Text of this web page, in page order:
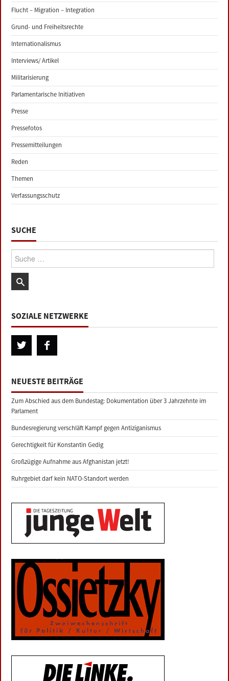
Flucht – Migration – Integration
Grund- und Freiheitsrechte
Internationalismus
Interviews/ Artikel
Militarisierung
Parlamentarische Initiativen
Presse
Pressefotos
Pressemitteilungen
Reden
Themen
Verfassungsschutz
SUCHE
Suche:
SOZIALE NETZWERKE
NEUESTE BEITRÄGE
Zum Abschied aus dem Bundestag: Dokumentation über 3 Jahrzehnte im
Parlament
Bundesregierung verschläft Kampf gegen Antiziganismus
Gerechtigkeit für Konstantin Gedig
Großzügige Aufnahme aus Afghanistan jetzt!
Ruhrgebiet darf kein NATO-Standort werden